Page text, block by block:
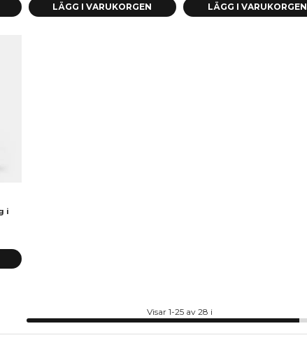
LÄGG I VARUKORGEN LÄGG I VARUKORGEN
i
Visar 1-25 av 28 i